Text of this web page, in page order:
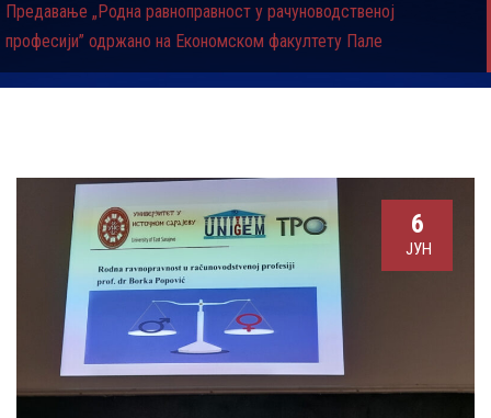
Предавање „Родна равноправност у рачуноводственој
професији” одржано на Економском факултету Пале
6
ЈУН